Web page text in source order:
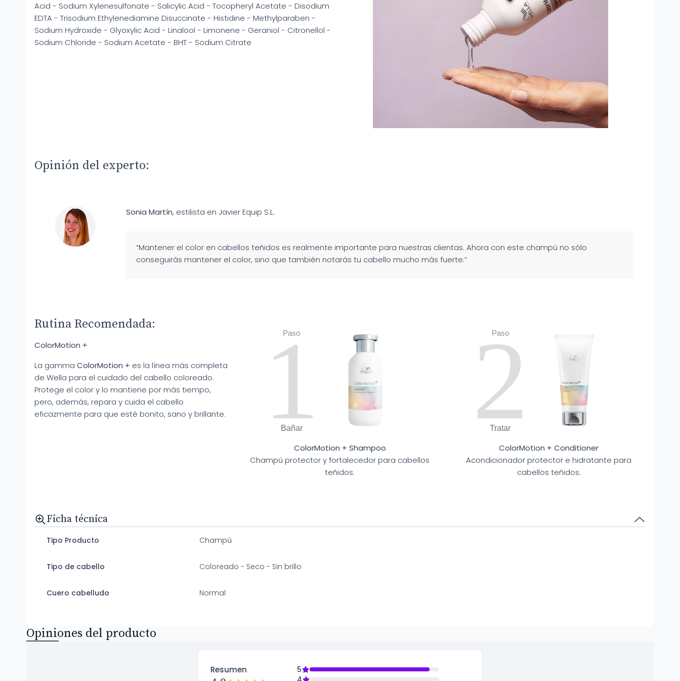
Acid - Sodium Xylenesulfonate - Salicylic Acid - Tocopheryl Acetate - Disodium
EDTA - Trisodium Ethylenediamine Disuccinate - Histidine - Methylparaben -
Sodium Hydroxide - Glyoxylic Acid - Linalool - Limonene - Geraniol - Citronellol -
Sodium Chloride - Sodium Acetate - BHT - Sodium Citrate
Opinión del experto:
Sonia Martín, estilista en Javier Equip S.L.
“Mantener el color en cabellos teñidos es realmente importante para nuestras clientas. Ahora con este champú no sólo
conseguirás mantener el color, sino que también notarás tu cabello mucho más fuerte.”
Rutina Recomendada:
ColorMotion +
La gamma ColorMotion + es la línea más completa
de Wella para el cuidado del cabello coloreado.
Protege el color y lo mantiene por más tiempo,
pero, además, repara y cuida el cabello
eficazmente para que esté bonito, sano y brillante.
Paso
1
Bañar
ColorMotion + Shampoo
Champú protector y fortalecedor para cabellos
teñidos.
Paso
2
Tratar
ColorMotion + Conditioner
Acondicionador protector e hidratante para
cabellos teñidos.
Ficha técnica
Tipo Producto Champú
Tipo de cabello Coloreado - Seco - Sin brillo
Cuero cabelludo Normal
Opiniones del producto
Resumen
5